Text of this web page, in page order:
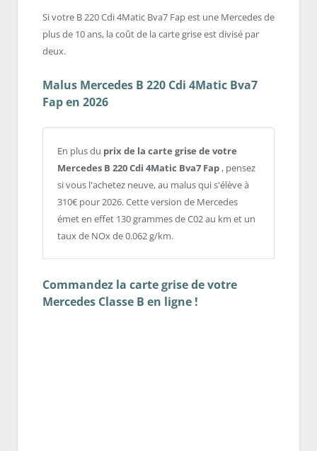
Si votre B 220 Cdi 4Matic Bva7 Fap est une Mercedes de
plus de 10 ans, la coût de la carte grise est divisé par
deux.
Malus Mercedes B 220 Cdi 4Matic Bva7
Fap en 2026
En plus du prix de la carte grise de votre
Mercedes B 220 Cdi 4Matic Bva7 Fap , pensez
si vous l'achetez neuve, au malus qui s'élève à
310€ pour 2026. Cette version de Mercedes
émet en effet 130 grammes de C02 au km et un
taux de NOx de 0.062 g/km.
Commandez la carte grise de votre
Mercedes Classe B en ligne !